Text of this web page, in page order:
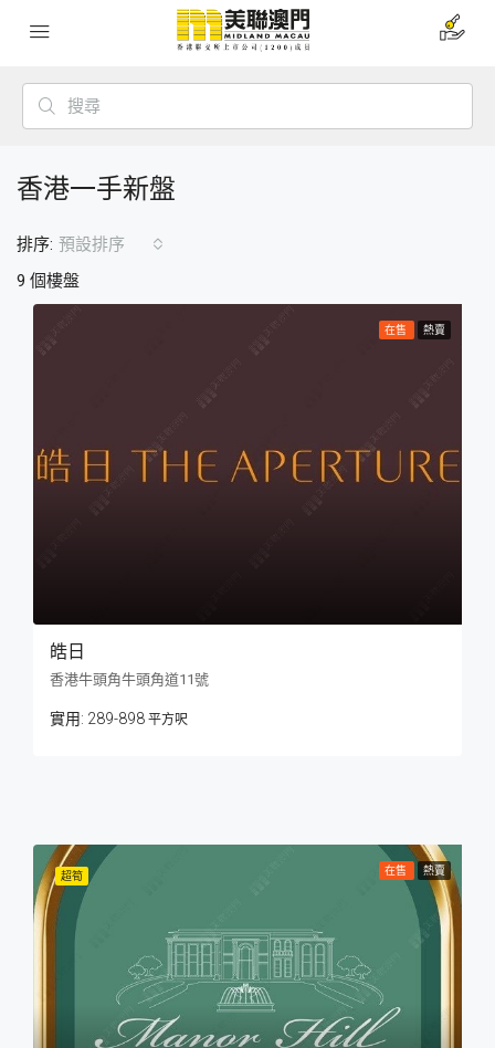
香港一手新盤
9 個樓盤
排序: 預設排序
在售 熱賣
皓日
香港牛頭角牛頭角道11號
289-898 平方呎
超筍 在售 熱賣